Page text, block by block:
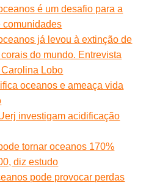
é um desafio para a
comunidades
já levou à extinção de
do mundo. Entrevista
Lobo
oceanos e ameaça vida
investigam acidificação
tornar oceanos 170%
diz estudo
pode provocar perdas